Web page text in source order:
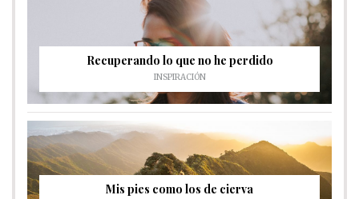
Recuperando lo que no he perdido
INSPIRACIÓN
Mis pies como los de cierva